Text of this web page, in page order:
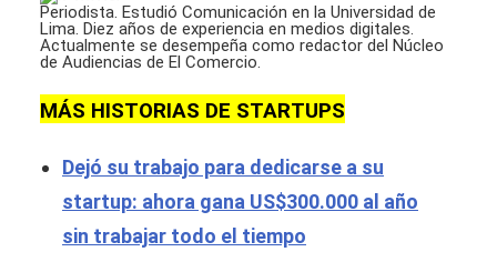
Periodista. Estudió Comunicación en la Universidad de
Lima. Diez años de experiencia en medios digitales.
Actualmente se desempeña como redactor del Núcleo
de Audiencias de El Comercio.
MÁS HISTORIAS DE STARTUPS
Dejó su trabajo para dedicarse a su
startup: ahora gana US$300.000 al año
sin trabajar todo el tiempo